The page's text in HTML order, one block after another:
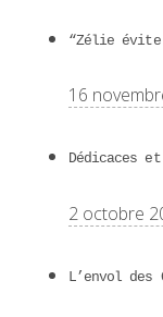
“Zélie évite
16
Dédicaces
2 octobre
L’envol des